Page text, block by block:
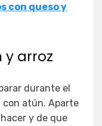
con queso y
y arroz
durante el
con atún. Aparte
y de que